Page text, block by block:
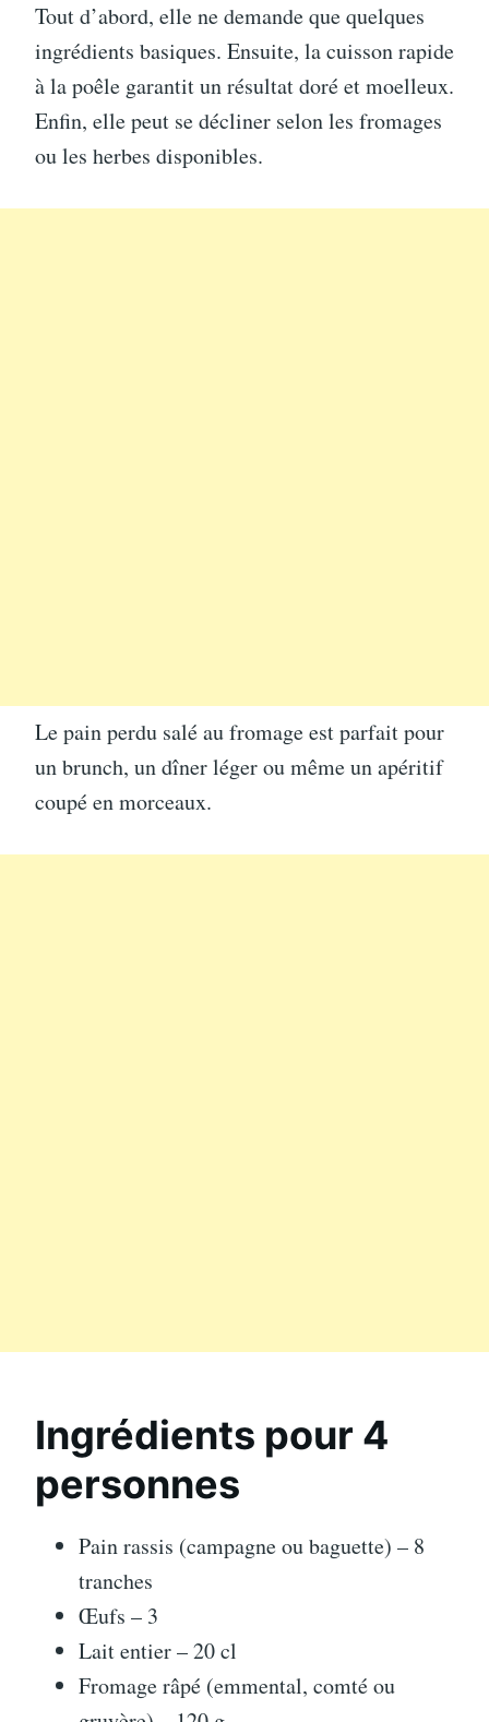
Tout d’abord, elle ne demande que quelques
ingrédients basiques. Ensuite, la cuisson rapide
à la poêle garantit un résultat doré et moelleux.
Enfin, elle peut se décliner selon les fromages
ou les herbes disponibles.
Le pain perdu salé au fromage est parfait pour
un brunch, un dîner léger ou même un apéritif
coupé en morceaux.
Ingrédients pour 4
personnes
Pain rassis (campagne ou baguette) – 8
tranches
Œufs – 3
Lait entier – 20 cl
Fromage râpé (emmental, comté ou